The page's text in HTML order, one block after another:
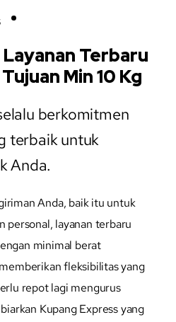
Terbaru
Min 10 Kg
berkomitmen
terbaik untuk
Anda.
Anda, baik itu untuk
personal, layanan terbaru
minimal berat
fleksibilitas yang
repot lagi mengurus
Kupang Express yang